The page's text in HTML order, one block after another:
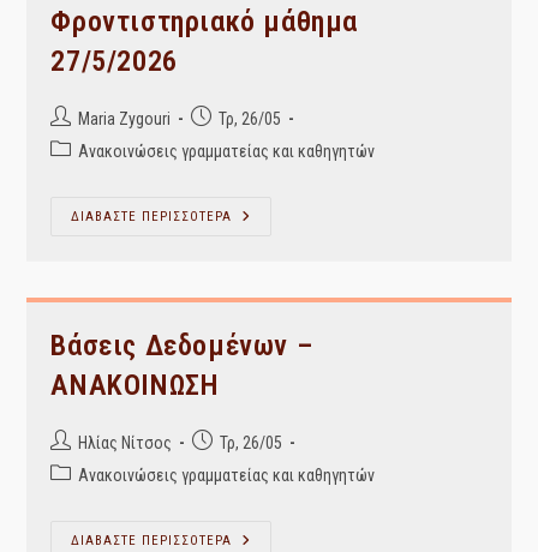
Φροντιστηριακό μάθημα
27/5/2026
Post
author:
Maria Zygouri
Post
published:
Τρ, 26/05
PostΑνακοινώσεις γραμματείας και καθηγητών
ΔΙΑΒΑΣΤΕ ΠΕΡΙΣΣΟΤΕΡΑ
Ταξινομικά
Μάθημα
Βάσεις Δεδομένων –
ΑΝΑΚΟΙΝΩΣΗ
Post
author:
Ηλίας Νίτσος
Post
published:
Τρ, 26/05
PostΑνακοινώσεις γραμματείας και καθηγητών
ΔΙΑΒΑΣΤΕ ΠΕΡΙΣΣΟΤΕΡΑ
Βάσεις